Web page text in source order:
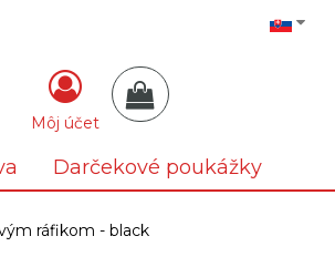
Môj účet
Darčekové poukážky
ráfikom - black